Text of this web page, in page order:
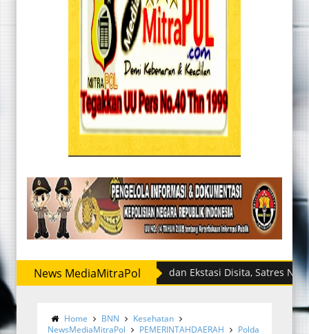
News MediaMitraPolSabu dan Ekstasi Disita, Satres Narkoba
Home BNN
Kesehatan
NewsMediaMitraPol
PEMERINTAHDAERAH
Polda